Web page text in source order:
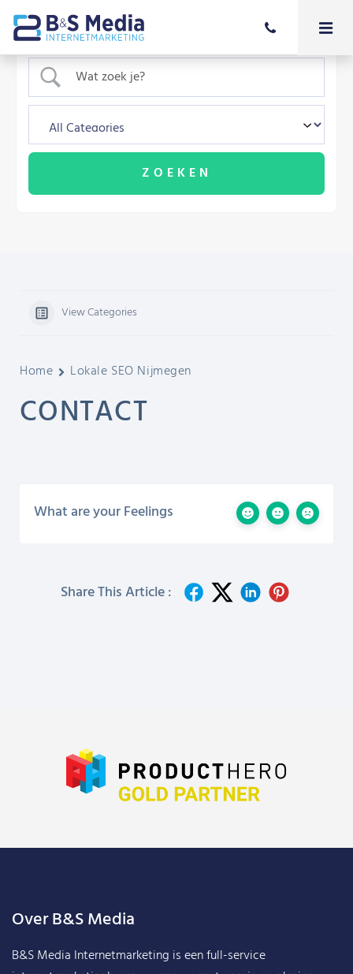
View Categories
Home Lokale SEO Nijmegen
CONTACT
What are your Feelings
Share This Article :
Over B&S Media
B&S Media Internetmarketing is een full-service